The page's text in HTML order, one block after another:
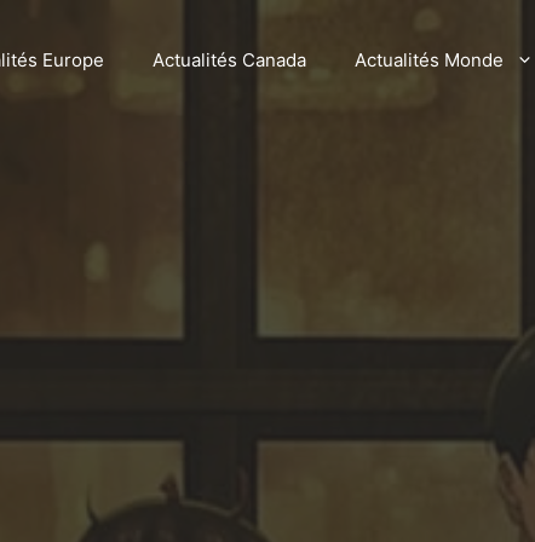
Europe Actualités Canada Actualités Monde